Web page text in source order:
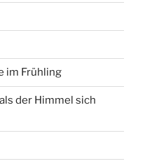
im Frühling
der Himmel sich